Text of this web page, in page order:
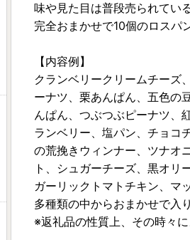
味や見た目は普段売られてい
完全おまかせで10個のロスパ
【内容例】
クランベリークリームチーズ
ーナツ、栗あんぱん、五色の
んぱん、つぶつぶピーナツ、
ランベリー、塩パン、チョコ
の荒挽きウィンナー、ツナオ
ト、シュガーチーズ、黒オリ
ガーリックトマトチキン、マ
多種類の中からおまかせで入
※返礼品の性質上、その時々に